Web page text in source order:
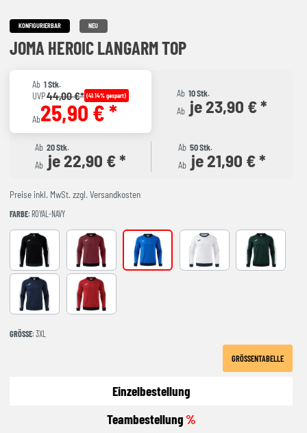
KONFIGURIERBAR NEU
JOMA HEROIC LANGARM TOP
Ab 1 Stk.
UVP44,00 €* (41.14% gespart)
Ab25,90 € *
Ab 10 Stk.
Ab je 23,90 € *
Ab 20 Stk.
Ab je 22,90 € *
Ab 50 Stk.
Ab je 21,90 € *
Preise inkl. MwSt. zzgl. Versandkosten
FARBE: ROYAL-NAVY
BLACK-ANTHRACITEBURGUNDY ROYAL-NAVY WHITE-NAVY green
NAVY RED-BLACK
GRÖSSE : 3XL
GRÖSSENTABELLE
Einzelbestellung
Teambestellung%